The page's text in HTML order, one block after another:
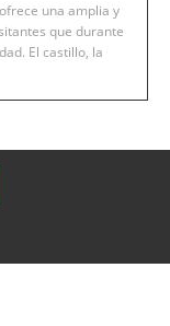
una amplia y
que durante
El castillo, la